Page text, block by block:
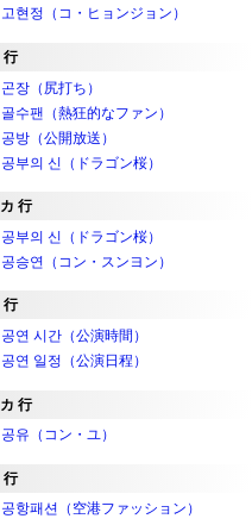
고현정（コ・ヒョンジョン）
行
곤장（尻打ち）
골수팬（熱狂的なファン）
공방（公開放送）
공부의 신（ドラゴン桜）
カ 行
공부의 신（ドラゴン桜）
공승연（コン・スンヨン）
行
공연 시간（公演時間）
공연 일정（公演日程）
カ 行
공유（コン・ユ）
行
공항패션（空港ファッション）